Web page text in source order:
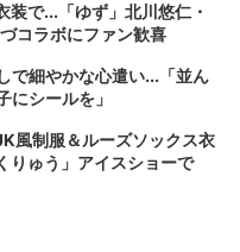
で...「ゆず」北川悠仁・
コラボにファン歓喜
で細やかな心遣い...「並ん
にシールを」
風制服＆ルーズソックス衣
ゅう」アイスショーで